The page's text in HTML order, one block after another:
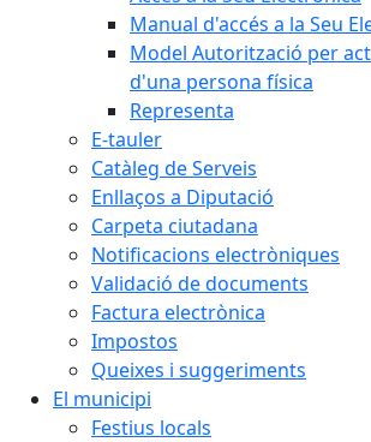
Manual d'accés a la Seu
Model Autorització per
d'una persona física
Representa
E-tauler
Catàleg de Serveis
Enllaços a Diputació
Carpeta ciutadana
Notificacions electròniques
Validació de documents
Factura electrònica
Impostos
Queixes i suggeriments
El municipi
Festius locals